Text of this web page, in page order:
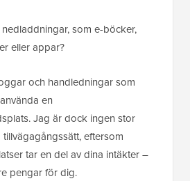
som e-böcker,
eller appar?
och handledningar som
en
Jag är dock ingen stor
eftersom
tar en del av dina intäkter –
pengar för dig.